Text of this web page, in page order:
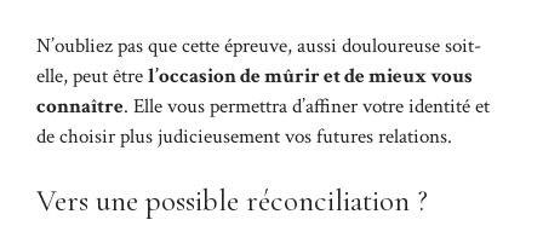
N’oubliez pas que cette épreuve, aussi douloureuse soit-
elle, peut êtrel’occasion de mûrir et de mieux vous
connaître. Elle vous permettra d’affiner votre identité et
de choisir plus judicieusement vos futures relations.
Vers une possible réconciliation ?